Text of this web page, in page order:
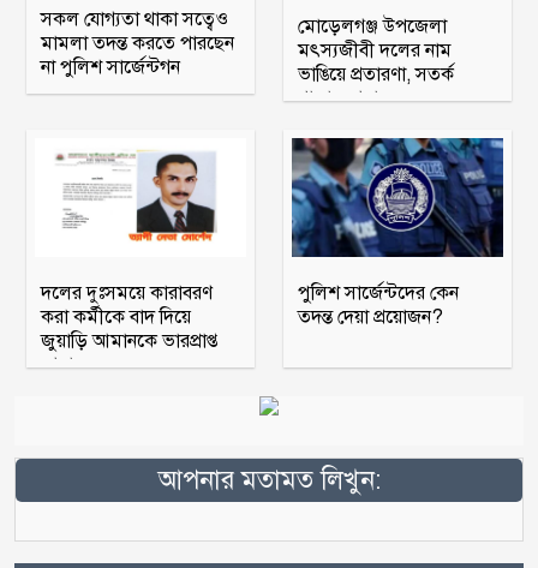
সকল যোগ্যতা থাকা সত্বেও
মামলা তদন্ত করতে পারছেন
না পুলিশ সার্জেন্টগন
মোড়েলগঞ্জ উপজেলা
মৎস্যজীবী দলের নাম
ভাঙিয়ে প্রতারণা, সতর্ক
থাকার আহ্বান
দলের দুঃসময়ে কারাবরণ
করা কর্মীকে বাদ দিয়ে
জুয়াড়ি আমানকে ভারপ্রাপ্ত
আহ্বায়ক
পুলিশ সার্জেন্টদের কেন
তদন্ত দেয়া প্রয়োজন?
আপনার মতামত লিখুন: